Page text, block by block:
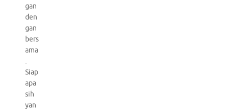
gan
den
gan
bers
ama
.
Siap
apa
sih
yan